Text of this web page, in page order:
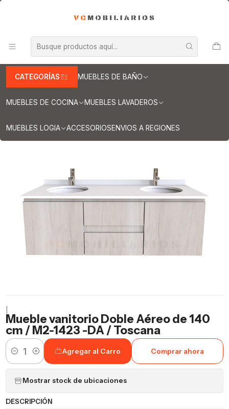
CATEGORÍAS MUEBLES DE BAÑO
MUEBLES DE COCINA MUEBLES LAVADEROS
MUEBLES LOGIA ACCESORIOSENVIOS A REGIONES
Muebles vanitorios aereo doble
Mueble vanitorios aereo - Doble de cuarzo
Muebles vanitorios aereo doble cuarzo / 140 cm
Mueble vanitorio Doble Aéreo de 140 cm / M2-1423 -DA / Toscana
Mueble vanitorio Doble Aéreo de 140
cm / M2-1423 -DA / Toscana
Cantidad
Agregar al Carro Comprar ahora
Mostrar stock de ubicaciones
DESCRIPCIÓN